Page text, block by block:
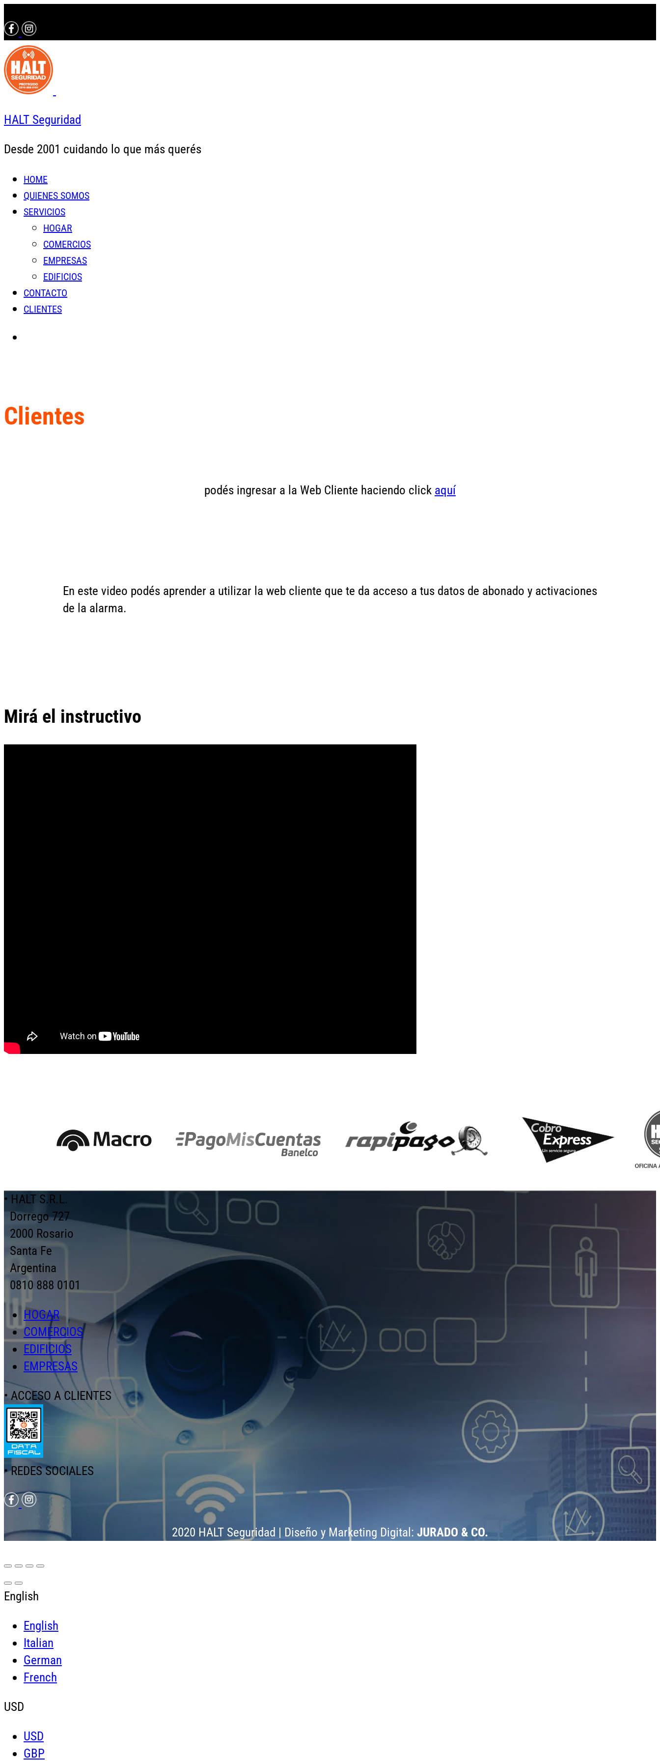
HALT Seguridad
Desde 2001 cuidando lo que más querés
HOME
QUIENES SOMOS
SERVICIOS
HOGAR
COMERCIOS
EMPRESAS
EDIFICIOS
CONTACTO
CLIENTES
Clientes
podés ingresar a la Web Cliente haciendo click aquí
En este video podés aprender a utilizar la web cliente que te da acceso a tus datos de abonado y activaciones
de la alarma.
Mirá el instructivo
• HALT S.R.L.
Dorrego 727
2000 Rosario
Santa Fe
Argentina
0810 888 0101
HOGAR
COMERCIOS
EDIFICIOS
EMPRESAS
• ACCESO A CLIENTES
• REDES SOCIALES
2020 HALT Seguridad | Diseño y Marketing Digital: JURADO & CO.
English
English
Italian
German
French
USD
USD
GBP